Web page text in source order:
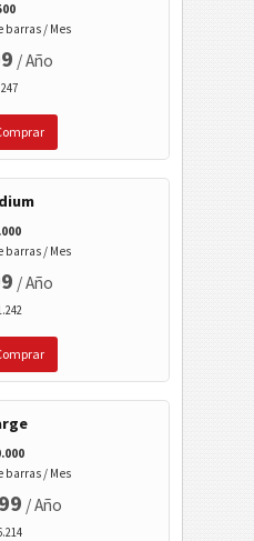
2D
/ SEPA
sanidad
visita
barras / Mes
/ Año
247
barras / Mes
/ Año
barras / Mes
/ Año